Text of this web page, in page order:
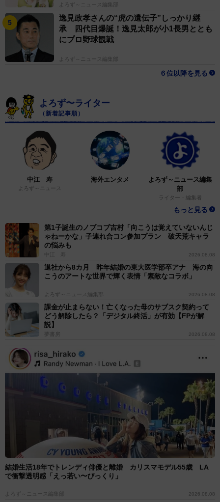
よろず～ニュース編集部
逸見政孝さんの“虎の遺伝子”しっかり継
承 四代目爆誕！逸見太郎が小1長男ととも
にプロ野球観戦
よろず～ニュース編集部
６位以降を見る
よろず〜ライター
（新着記事順）
中江 寿
よろず～ニュース
海外エンタメ
よろず～ニュース編集
部
ライター・編集者
もっと見る
第1子誕生のノブコブ吉村「向こうは覚えていないんじ
ゃねーかな」子連れ合コン参加プラン 破天荒キャラ
の悩みも
中江 寿 2026.08.08
退社から8カ月 昨年結婚の東大医学部卒アナ 海の向
こうのアートな世界で輝く表情「素敵なコラボ」
よろず～ニュース編集部 2026.08.08
課金が止まらない！亡くなった母のサブスク契約って
どう解除したら？「デジタル終活」が有効【FPが解
説】
夢書房 2026.08.08
結婚生活18年でトレンディ俳優と離婚 カリスマモデル55歳 LA
で衝撃透明感「えっ若い〜びっくり」
よろず～ニュース編集部 2026.08.08